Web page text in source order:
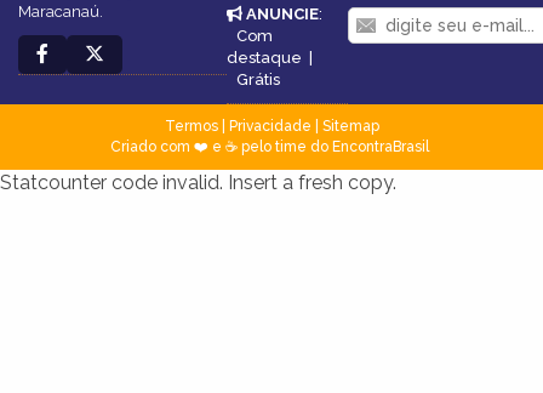
Maracanaú.
ANUNCIE:
Com
destaque
Grátis
Termos| Privacidade
Sitemap
Criado com ❤️ e ☕ pelo time do EncontraBrasil
Statcounter code invalid. Insert a fresh copy.